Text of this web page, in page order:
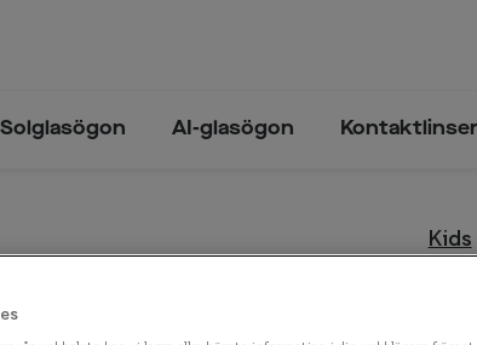
Glasögon & solglasögon 2026
Solglasögon AI-glasögon Kontaktlinser
Kids